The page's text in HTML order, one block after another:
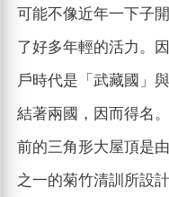
可能不像近年一下子
了好多年輕的活力。
戶時代是「武藏國」
結著兩國，因而得名
前的三角形大屋頂是
之一的菊竹清訓所設